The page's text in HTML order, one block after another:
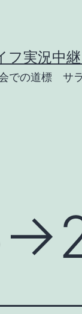
フ実況中
での道標 サ